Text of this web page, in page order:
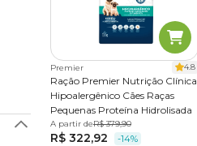
Premier 4.8
Ração Premier Nutrição Clínica
Hipoalergênico Cães Raças
Pequenas Proteína Hidrolisada
2 kg 10,1 kg
A partir deR$ 379,90
R$ 322,92 -14%